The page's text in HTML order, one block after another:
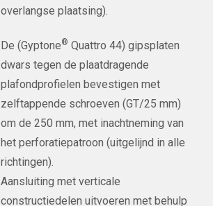
overlangse plaatsing).
De (Gyptone® Quattro 44) gipsplaten
dwars tegen de plaatdragende
plafondprofielen bevestigen met
zelftappende schroeven (GT/25 mm)
om de 250 mm, met inachtneming van
het perforatiepatroon (uitgelijnd in alle
richtingen).
Aansluiting met verticale
constructiedelen uitvoeren met behulp